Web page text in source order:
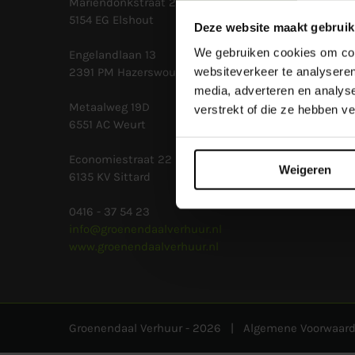
Deze website maakt
We gebruiken cookies om
websiteverkeer te
media, adverteren en
verstrekt of die ze hebben
Weigeren
5154 EG Elshout
Engelandlaan 13
2391 PM Hazerswoude-Dorp
Metaalweg 19D
6551 AC Weurt
Economiestraat 22
6135 KV Sittard
0416 - 37 54 23
info@groenendaalverhuur.nl
www.groenendaalverhuur.nl
Groenendaal Verhuur - 2026 | Algemene